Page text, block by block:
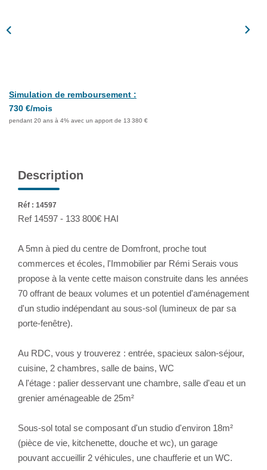
Simulation de remboursement :
730 €/mois
pendant 20 ans à 4% avec un apport de 13 380 €
Description
Réf : 14597
Ref 14597 - 133 800€ HAI
A 5mn à pied du centre de Domfront, proche tout
commerces et écoles, l'Immobilier par Rémi Serais vous
propose à la vente cette maison construite dans les années
70 offrant de beaux volumes et un potentiel d'aménagement
d'un studio indépendant au sous-sol (lumineux de par sa
porte-fenêtre).
Au RDC, vous y trouverez : entrée, spacieux salon-séjour,
cuisine, 2 chambres, salle de bains, WC
A l'étage : palier desservant une chambre, salle d'eau et un
grenier aménageable de 25m²
Sous-sol total se composant d'un studio d'environ 18m²
(pièce de vie, kitchenette, douche et wc), un garage
pouvant accueillir 2 véhicules, une chaufferie et un WC.